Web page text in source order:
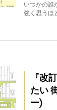
いつかの誰
強く思うほ
『改
たい
ー)